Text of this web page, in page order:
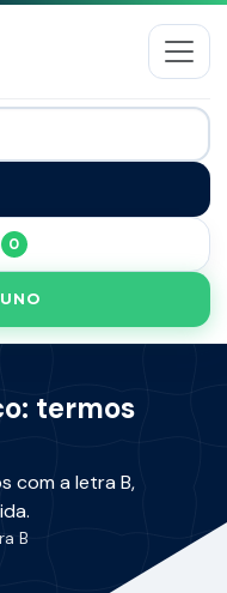
0
termos
com a letra B,
B